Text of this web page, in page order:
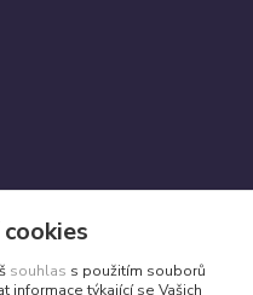
souhlas s použitím souborů
informace týkající se Vašich